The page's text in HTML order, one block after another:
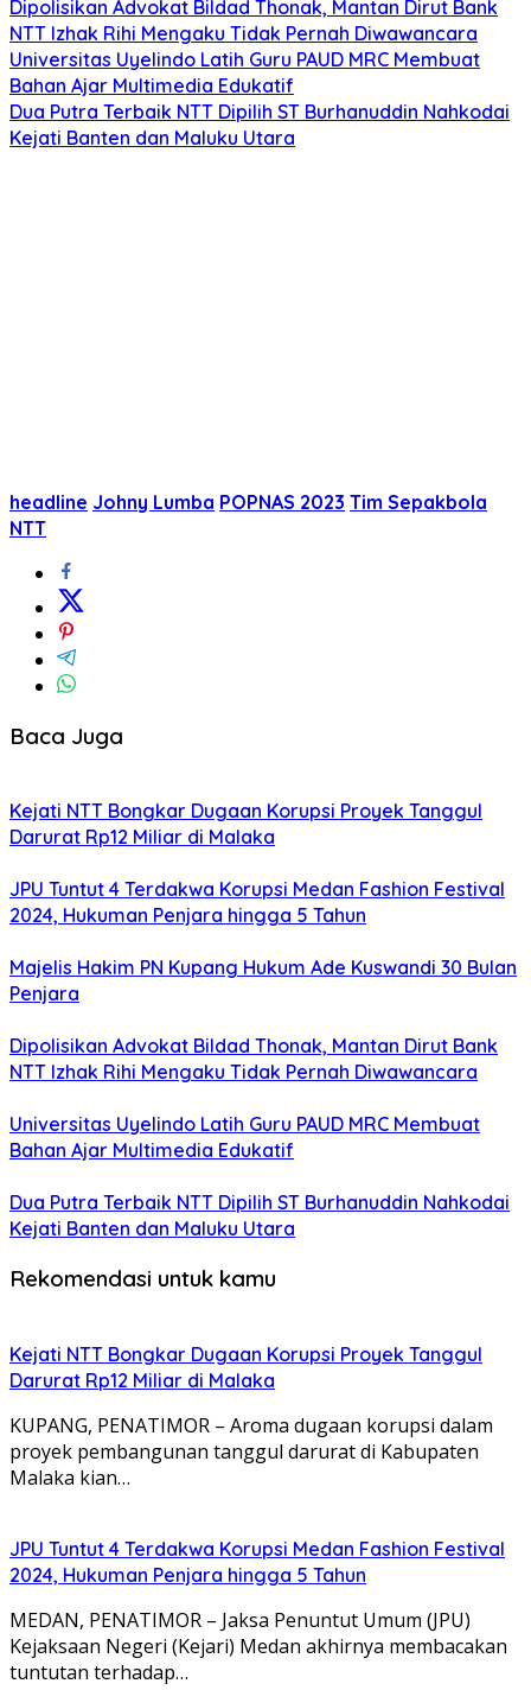
Dipolisikan Advokat Bildad Thonak, Mantan Dirut Bank
NTT Izhak Rihi Mengaku Tidak Pernah Diwawancara
Universitas Uyelindo Latih Guru PAUD MRC Membuat
Bahan Ajar Multimedia Edukatif
Dua Putra Terbaik NTT Dipilih ST Burhanuddin Nahkodai
Kejati Banten dan Maluku Utara
headline Johny Lumba POPNAS 2023 Tim Sepakbola
NTT
Baca Juga
Kejati NTT Bongkar Dugaan Korupsi Proyek Tanggul
Darurat Rp12 Miliar di Malaka
JPU Tuntut 4 Terdakwa Korupsi Medan Fashion Festival
2024, Hukuman Penjara hingga 5 Tahun
Majelis Hakim PN Kupang Hukum Ade Kuswandi 30 Bulan
Penjara
Dipolisikan Advokat Bildad Thonak, Mantan Dirut Bank
NTT Izhak Rihi Mengaku Tidak Pernah Diwawancara
Universitas Uyelindo Latih Guru PAUD MRC Membuat
Bahan Ajar Multimedia Edukatif
Dua Putra Terbaik NTT Dipilih ST Burhanuddin Nahkodai
Kejati Banten dan Maluku Utara
Rekomendasi untuk kamu
Kejati NTT Bongkar Dugaan Korupsi Proyek Tanggul
Darurat Rp12 Miliar di Malaka
KUPANG, PENATIMOR – Aroma dugaan korupsi dalam
proyek pembangunan tanggul darurat di Kabupaten
Malaka kian…
JPU Tuntut 4 Terdakwa Korupsi Medan Fashion Festival
2024, Hukuman Penjara hingga 5 Tahun
MEDAN, PENATIMOR – Jaksa Penuntut Umum (JPU)
Kejaksaan Negeri (Kejari) Medan akhirnya membacakan
tuntutan terhadap…